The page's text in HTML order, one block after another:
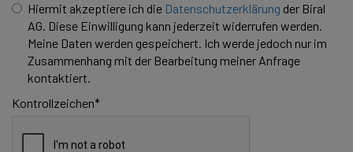
Hiermit akzeptiere ich die Datenschutzerklärung der Biral
AG. Diese Einwilligung kann jederzeit widerrufen werden.
Meine Daten werden gespeichert. Ich werde jedoch nur im
Zusammenhang mit der Bearbeitung meiner Anfrage
kontaktiert.
Kontrollzeichen*